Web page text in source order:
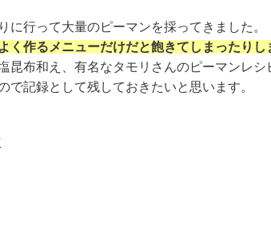
に行って大量のピーマンを採ってきました。
く作るメニューだけだと飽きて しまったりし
昆布和え、有名なタモリさんのピーマンレ
で記録として残しておきたいと思います。